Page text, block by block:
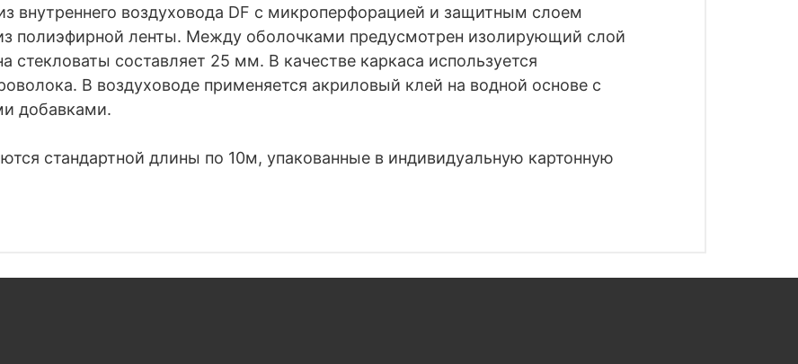
внутреннего воздуховода DF с микроперфорацией и защитным слоем
полиэфирной ленты. Между оболочками предусмотрен изолирующий слой
стекловаты составляет 25 мм. В качестве каркаса используется
В воздуховоде применяется акриловый клей на водной основе с
добавками.
стандартной длины по 10м, упакованные в индивидуальную картонную